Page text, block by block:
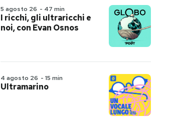
5 agosto 26 - 47 min
I ricchi, gli ultraricchi e
noi, con Evan Osnos
4 agosto 26 - 15 min
Ultramarino